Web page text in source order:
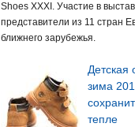
Shoes XXXI. Участие в
представители из 11 стран
ближнего зарубежья.
Детская
зима
тепле